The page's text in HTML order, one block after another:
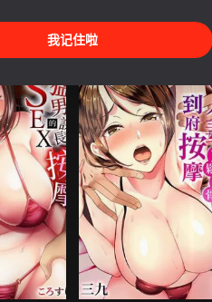
我记住啦